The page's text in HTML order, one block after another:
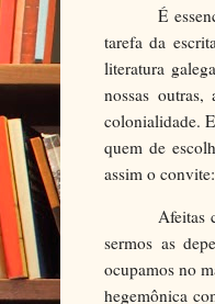
É
tarefa da
literatura
nossas
colonialidade.
quem de
assim o
Afeitas
sermos as
ocupamos no
hegemônica